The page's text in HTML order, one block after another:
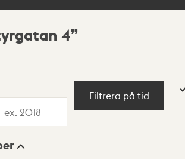
4
Filtrera på tid